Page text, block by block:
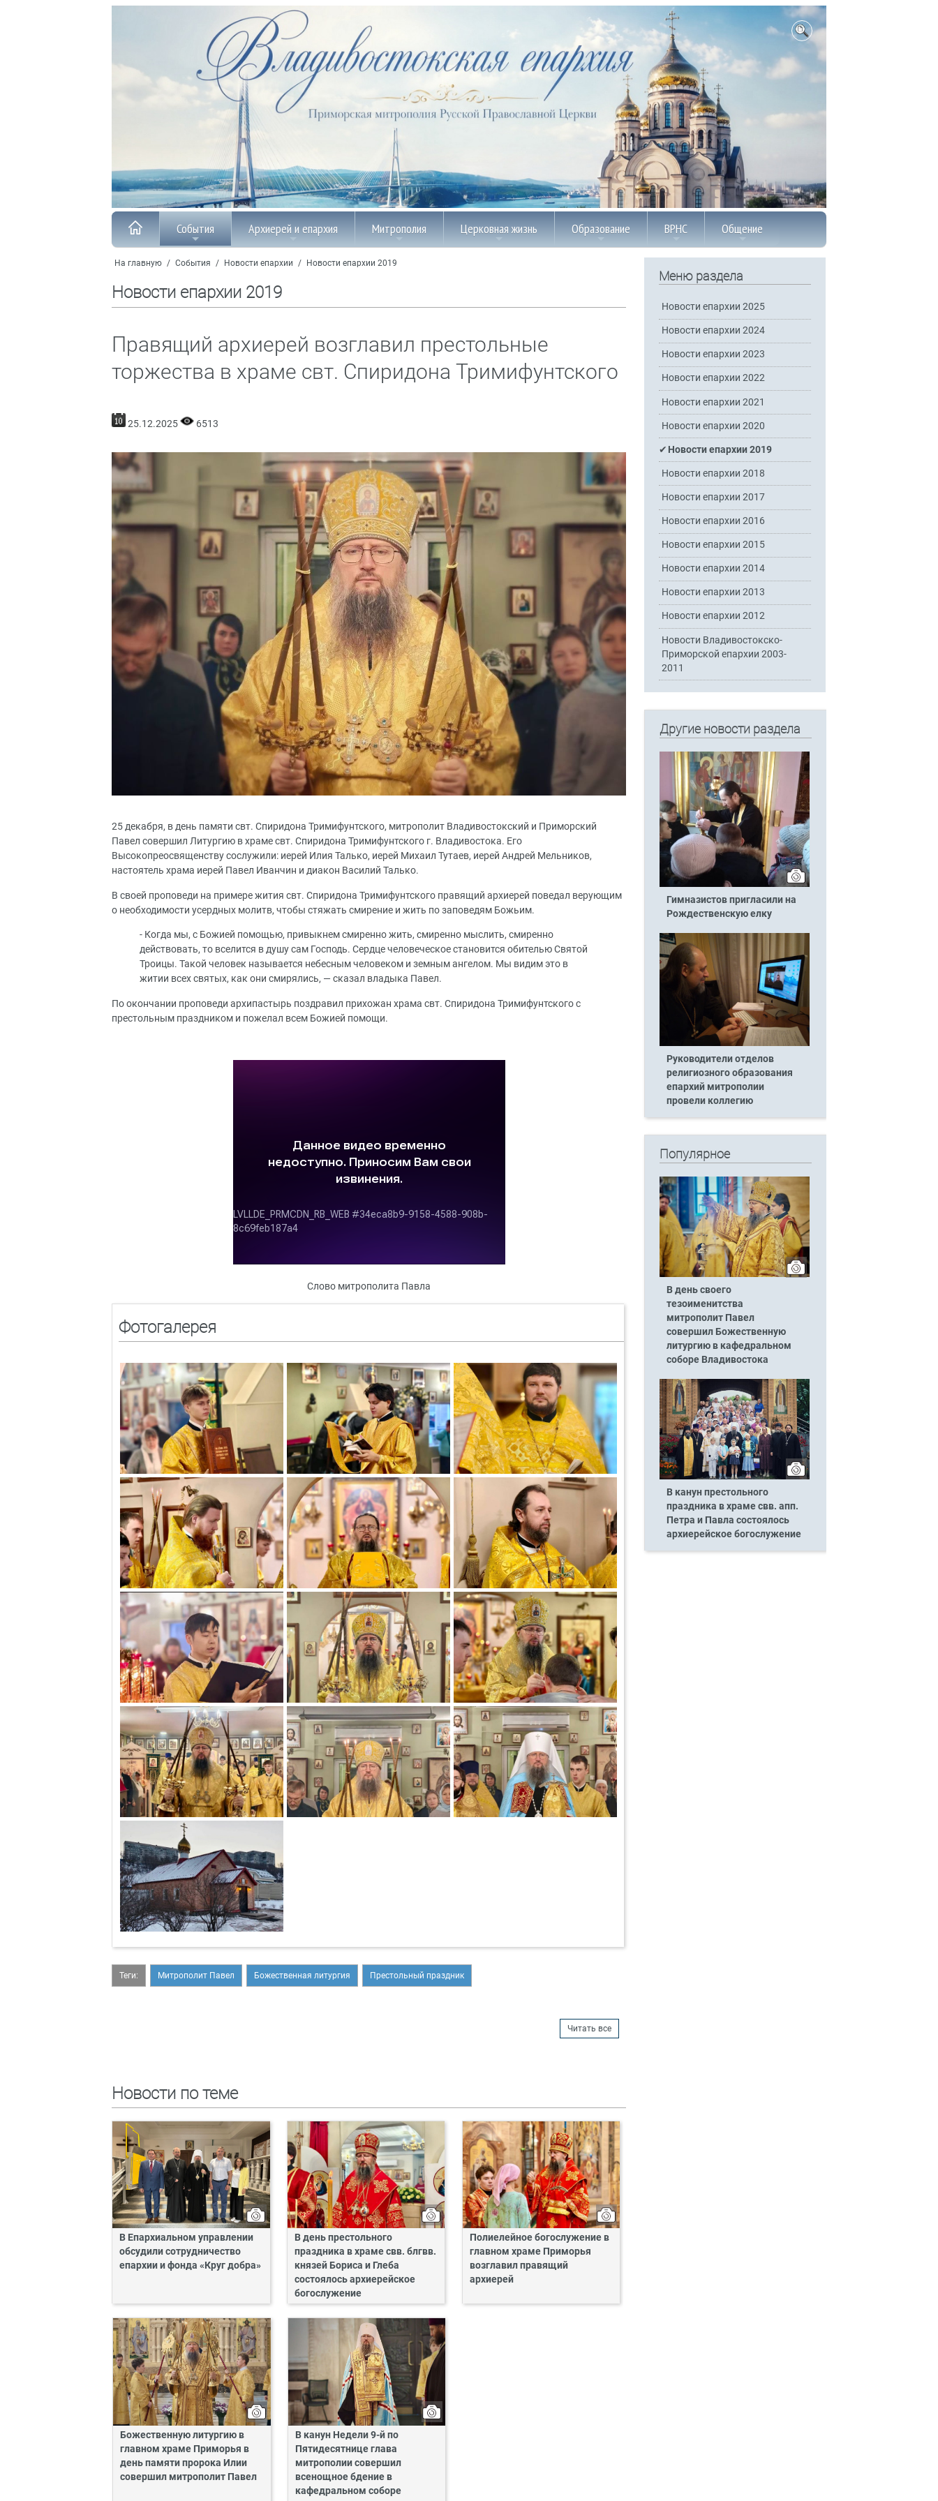
События Архиерей и епархия Митрополия Церковная жизнь Образование ВРНС Общение
На главную / События / Новости епархии / Новости епархии 2019
Новости епархии 2019
Правящий архиерей возглавил престольные
торжества в храме свт. Спиридона Тримифунтского
25.12.2025 6513
25 декабря, в день памяти свт. Спиридона Тримифунтского, митрополит Владивостокский и Приморский
Павел совершил Литургию в храме свт. Спиридона Тримифунтского г. Владивостока. Его
Высокопреосвященству сослужили: иерей Илия Талько, иерей Михаил Тутаев, иерей Андрей Мельников,
настоятель храма иерей Павел Иванчин и диакон Василий Талько.
В своей проповеди на примере жития свт. Спиридона Тримифунтского правящий архиерей поведал верующим
о необходимости усердных молитв, чтобы стяжать смирение и жить по заповедям Божьим.
- Когда мы, с Божией помощью, привыкнем смиренно жить, смиренно мыслить, смиренно
действовать, то вселится в душу сам Господь. Сердце человеческое становится обителью Святой
Троицы. Такой человек называется небесным человеком и земным ангелом. Мы видим это в
житии всех святых, как они смирялись, — сказал владыка Павел.
По окончании проповеди архипастырь поздравил прихожан храма свт. Спиридона Тримифунтского с
престольным праздником и пожелал всем Божией помощи.
Слово митрополита Павла
Фотогалерея
Теги: Митрополит Павел Божественная литургия Престольный праздник
Читать все
Новости по теме
В Епархиальном управлении
обсудили сотрудничество
епархии и фонда «Круг добра»
В день престольного
праздника в храме свв. блгвв.
князей Бориса и Глеба
состоялось архиерейское
богослужение
Полиелейное богослужение в
главном храме Приморья
возглавил правящий
архиерей
Божественную литургию в
главном храме Приморья в
день памяти пророка Илии
совершил митрополит Павел
В канун Недели 9-й по
Пятидесятнице глава
митрополии совершил
всенощное бдение в
кафедральном соборе
Меню раздела
Новости епархии 2025
Новости епархии 2024
Новости епархии 2023
Новости епархии 2022
Новости епархии 2021
Новости епархии 2020
Новости епархии 2019
Новости епархии 2018
Новости епархии 2017
Новости епархии 2016
Новости епархии 2015
Новости епархии 2014
Новости епархии 2013
Новости епархии 2012
Новости Владивостокско-
Приморской епархии 2003-
2011
Другие новости раздела
Гимназистов пригласили на
Рождественскую елку
Руководители отделов
религиозного образования
епархий митрополии
провели коллегию
Популярное
В день своего
тезоименитства
митрополит Павел
совершил Божественную
литургию в кафедральном
соборе Владивостока
В канун престольного
праздника в храме свв. апп.
Петра и Павла состоялось
архиерейское богослужение